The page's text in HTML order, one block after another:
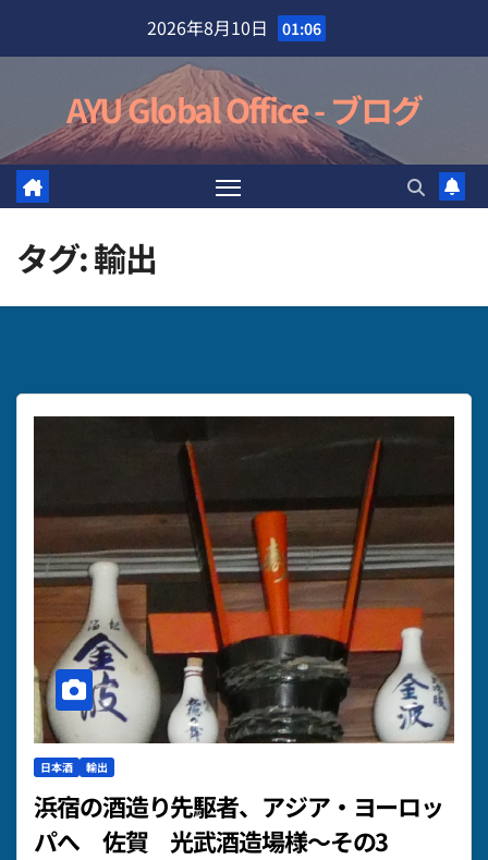
2026年8月10日 01:06
AYU Global Office - ブログ
タグ:輸出
日本酒 輸出
浜宿の酒造り先駆者、アジア・ヨーロッ
パへ 佐賀 光武酒造場様～その3